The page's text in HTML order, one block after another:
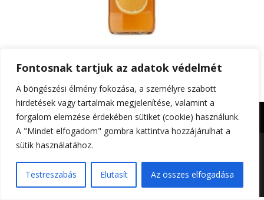
Fontosnak tartjuk az adatok védelmét
A böngészési élmény fokozása, a személyre szabott
hirdetések vagy tartalmak megjelenítése, valamint a
forgalom elemzése érdekében sütiket (cookie) használunk.
A "Mindet elfogadom" gombra kattintva hozzájárulhat a
sütik használatához.
Testreszabás Elutasít Az összes elfogadása
Impresszum Adatkezelési tájékoztató
Gitta Grafika